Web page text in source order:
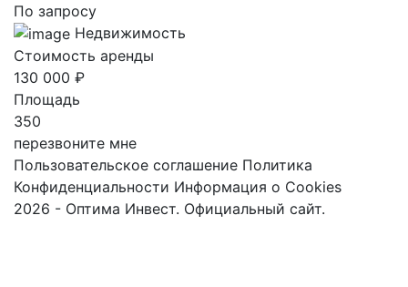
По запросу
Недвижимость
Стоимость аренды
130 000 ₽
Площадь
350
перезвоните мне
Пользовательское соглашение Политика
Конфиденциальности Информация о Cookies
2026 - Оптима Инвест. Официальный сайт.